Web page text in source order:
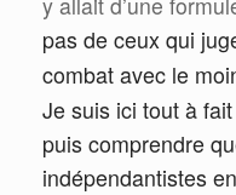
pas de ceux qui
combat avec le
Je suis ici tout à
puis comprendre
indépendantistes